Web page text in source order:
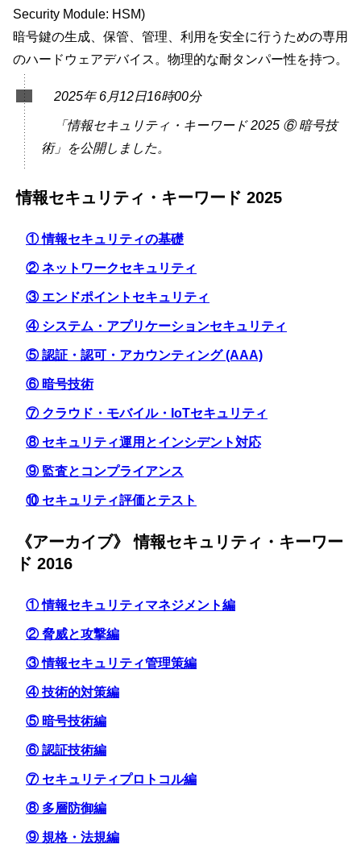
Security Module: HSM)
暗号鍵の生成、保管、管理、利用を安全に行うための専用
のハードウェアデバイス。物理的な耐タンパー性を持つ。
2025年 6月12日16時00分
「情報セキュリティ・キーワード 2025 ⑥ 暗号技
術」を公開しました。
情報セキュリティ・キーワード 2025
① 情報セキュリティの基礎
② ネットワークセキュリティ
③ エンドポイントセキュリティ
④ システム・アプリケーションセキュリティ
⑤ 認証・認可・アカウンティング (AAA)
⑥ 暗号技術
⑦ クラウド・モバイル・IoTセキュリティ
⑧ セキュリティ運用とインシデント対応
⑨ 監査とコンプライアンス
⑩ セキュリティ評価とテスト
《アーカイブ》 情報セキュリティ・キーワー
ド 2016
① 情報セキュリティマネジメント編
② 脅威と攻撃編
③ 情報セキュリティ管理策編
④ 技術的対策編
⑤ 暗号技術編
⑥ 認証技術編
⑦ セキュリティプロトコル編
⑧ 多層防御編
⑨ 規格・法規編